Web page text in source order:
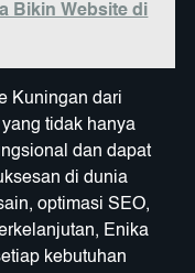
Bikin Website di
Kuningan dari
tidak hanya
dan dapat
di dunia
optimasi SEO,
Enika
kebutuhan